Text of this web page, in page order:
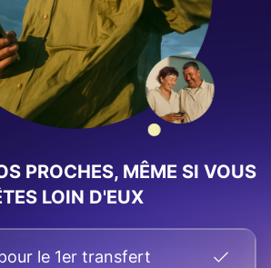
PROCHES, MÊME SI VOUS
LOIN D'EUX
le 1er transfert